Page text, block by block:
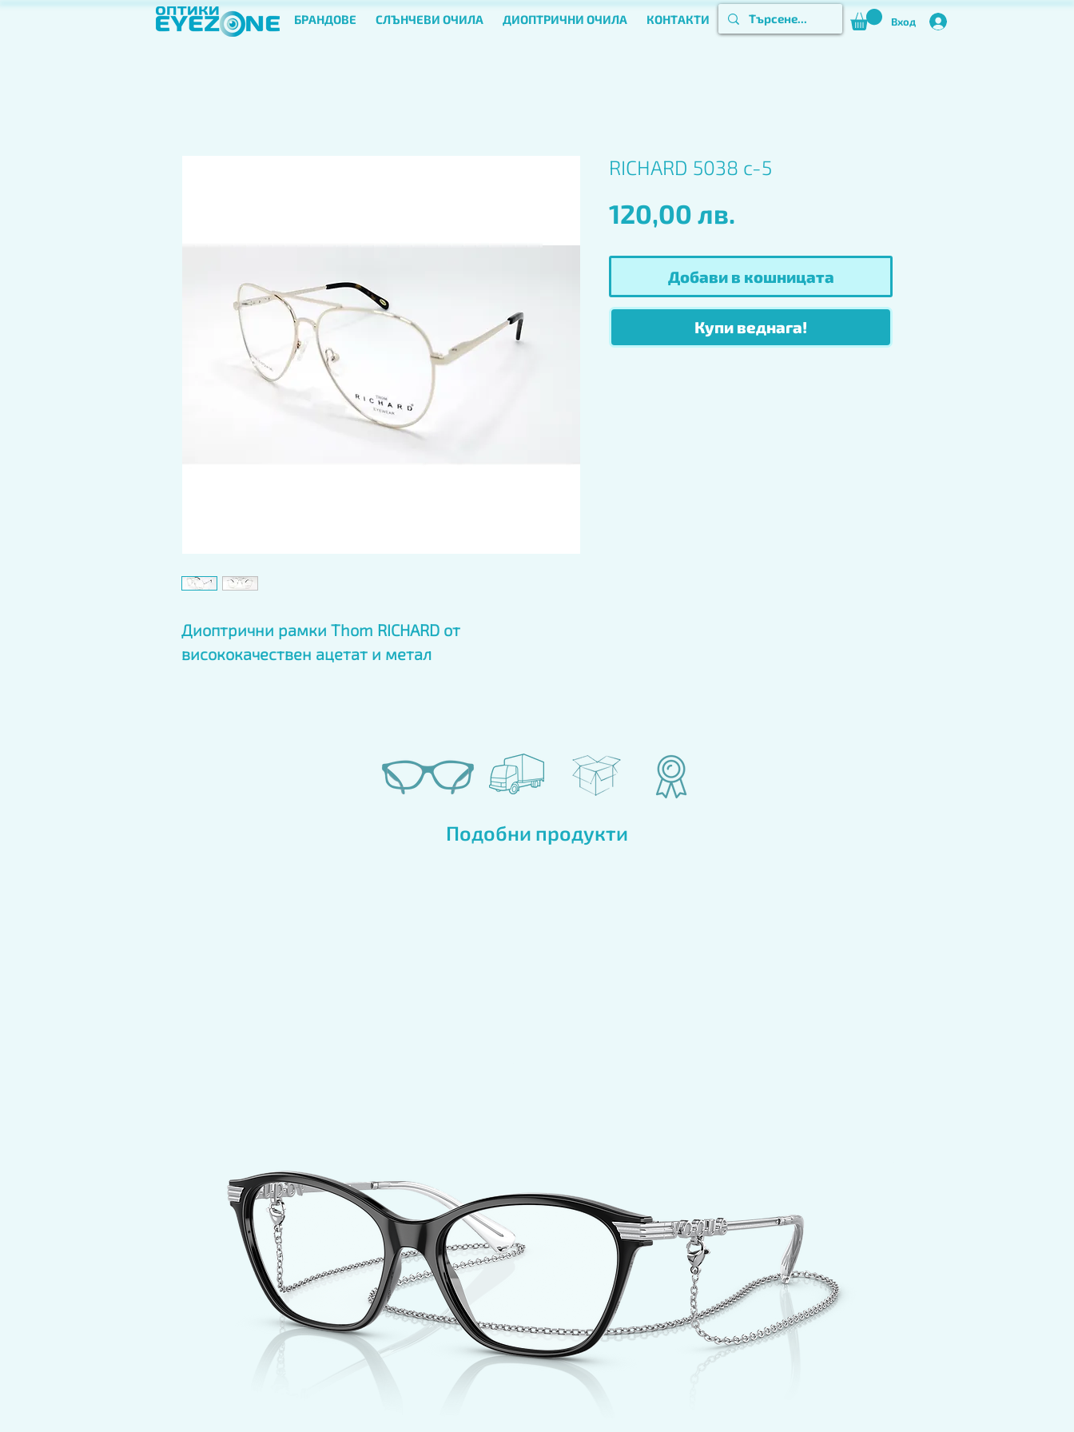
БРАНДОВЕ СЛЪНЧЕВИ ОЧИЛА ДИОПТРИЧНИ ОЧИЛА КОНТАКТИ Вход
Диоптрични рамки Thom RICHARD от
висококачествен ацетат и метал
RICHARD 5038 c-5
120,00 лв.
Добави в кошницата
Купи веднага!
Подобни продукти